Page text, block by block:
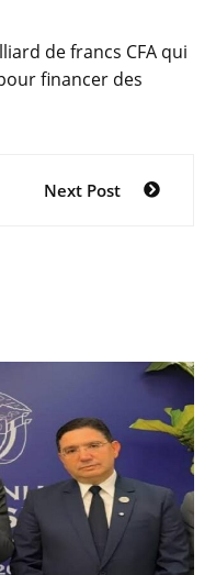
de francs CFA qui
financer des
Next Post